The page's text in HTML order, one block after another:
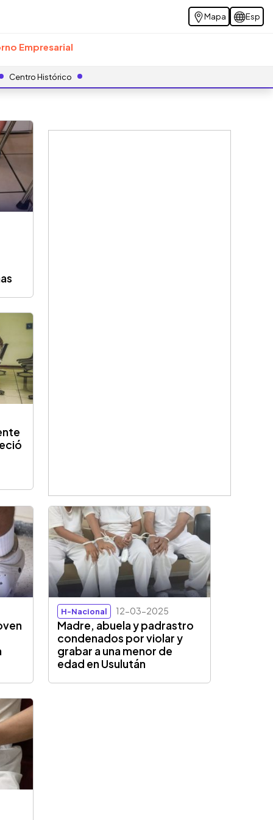
Mapa Esp
Empresarial
Centro Histórico
H-Nacional 12-03-2025
Madre, abuela y padrastro
condenados por violar y
grabar a una menor de
edad en Usulután